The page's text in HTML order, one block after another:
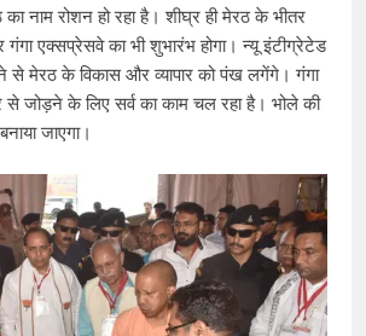
नाम रोशन हो रहा है। शीघ्र ही मेरठ के भीतर
एक्सप्रेसवे का भी शुभारंभ होगा। न्यू इंटीग्रेटेड
से मेरठ के विकास और व्यापार को पंख लगेंगे। गंगा
से जोड़ने के लिए सर्व का काम चल रहा है। भोले की
जाएगा।